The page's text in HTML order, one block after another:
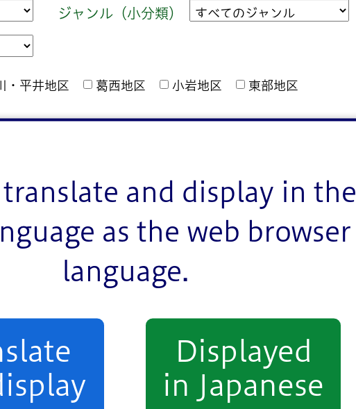
translate and display in the
as the web browser
language.
Displayed
in Japanese
ジャンル（小分類）
・平井地区 葛西地区 小岩地区 東部地区
夜間